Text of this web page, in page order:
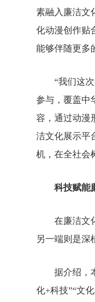
素融入廉洁文
化动漫创作贴
能够伴随更多
“我们这次
参与，覆盖中
容，通过动漫
洁文化展示平
机，在全社会
科技赋能
在廉洁文化
另一端则是深
据介绍，本
化+科技”“文